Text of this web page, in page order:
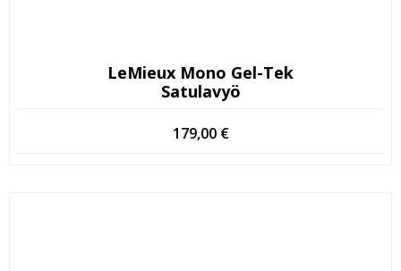
LeMieux Mono Gel-Tek
Satulavyö
179,00 €